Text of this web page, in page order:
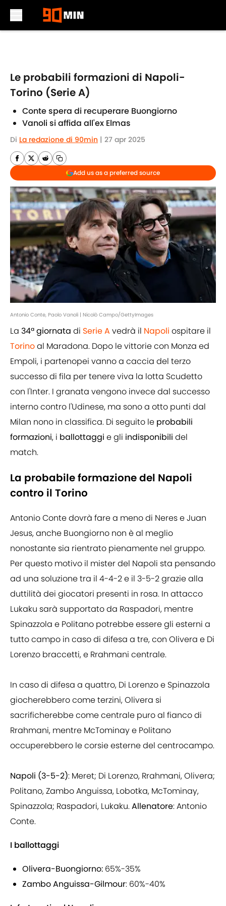
Le probabili formazioni di Napoli-
Torino (Serie A)
Conte spera di recuperare Buongiorno
Vanoli si affida all'ex Elmas
Di La redazione di 90min | 27 apr 2025
Add us as a preferred source
Antonio Conte, Paolo Vanoli | Nicolò Campo/GettyImages
La 34ª giornata di Serie A vedrà il Napoli ospitare il
Torinoal Maradona. Dopo le vittorie con Monza ed
Empoli, i partenopei vanno a caccia del terzo
successo di fila per tenere viva la lotta Scudetto
con l'Inter. I granata vengono invece dal successo
interno contro l'Udinese, ma sono a otto punti dal
Milan nono in classifica. Di seguito le probabili
formazioni, i ballottaggi e gli indisponibili del
match.
La probabile formazione del Napoli
contro il Torino
Antonio Conte dovrà fare a meno di Neres e Juan
Jesus, anche Buongiorno non è al meglio
nonostante sia rientrato pienamente nel gruppo.
Per questo motivo il mister del Napoli sta pensando
ad una soluzione tra il 4-4-2 e il 3-5-2 grazie alla
duttilità dei giocatori presenti in rosa. In attacco
Lukaku sarà supportato da Raspadori, mentre
Spinazzola e Politano potrebbe essere gli esterni a
tutto campo in caso di difesa a tre, con Olivera e Di
Lorenzo braccetti, e Rrahmani centrale.
In caso di difesa a quattro, Di Lorenzo e Spinazzola
giocherebbero come terzini, Olivera si
sacrificherebbe come centrale puro al fianco di
Rrahmani, mentre McTominay e Politano
occuperebbero le corsie esterne del centrocampo.
Napoli (3-5-2): Meret; Di Lorenzo, Rrahmani, Olivera;
Politano, Zambo Anguissa, Lobotka, McTominay,
Spinazzola; Raspadori, Lukaku.Allenatore: Antonio
Conte.
I ballottaggi
Olivera-Buongiorno: 65%-35%
Zambo Anguissa-Gilmour: 60%-40%